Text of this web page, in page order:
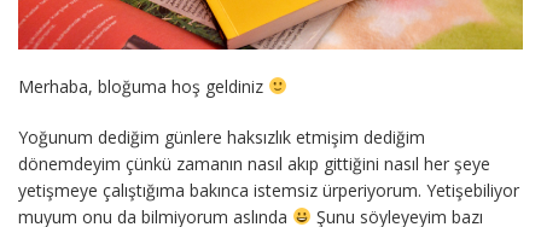
Merhaba, bloğuma hoş geldiniz
Yoğunum dediğim günlere haksızlık etmişim dediğim
dönemdeyim çünkü zamanın nasıl akıp gittiğini nasıl her şeye
yetişmeye çalıştığıma bakınca istemsiz ürperiyorum. Yetişebiliyor
muyum onu da bilmiyorum aslında
Şunu söyleyeyim bazı